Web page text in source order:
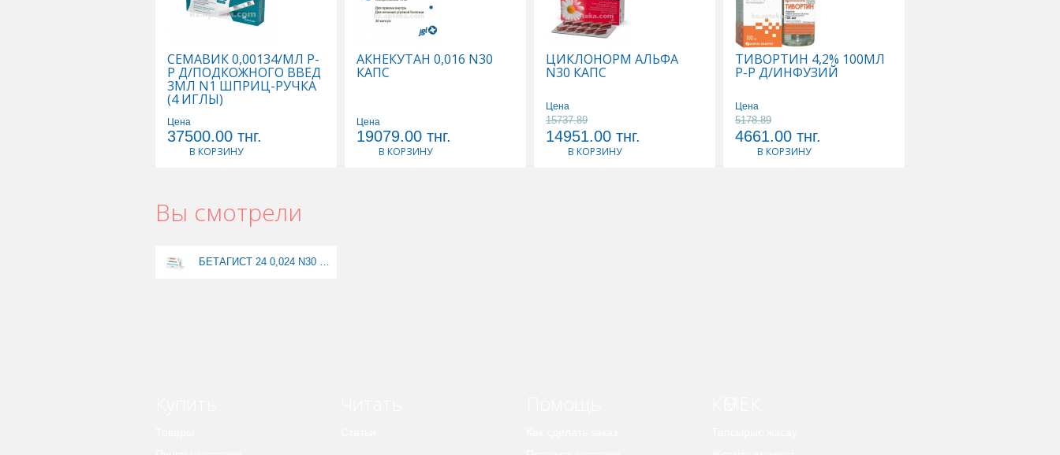
СЕМАВИК 0,00134/МЛ Р-
Р Д/ПОДКОЖНОГО ВВЕД
3МЛ N1 ШПРИЦ-РУЧКА
(4 ИГЛЫ)
Цена
37500.00 тнг.
В КОРЗИНУ
АКНЕКУТАН 0,016 N30
КАПС
Цена
19079.00 тнг.
В КОРЗИНУ
ЦИКЛОНОРМ АЛЬФА
N30 КАПС
Цена
15737.89
14951.00 тнг.
В КОРЗИНУ
ТИВОРТИН 4,2% 100МЛ
Р-Р Д/ИНФУЗИЙ
Цена
5178.89
4661.00 тнг.
В КОРЗИНУ
Вы смотрели
БЕТАГИСТ 24 0,024 N30 ТАБЛ